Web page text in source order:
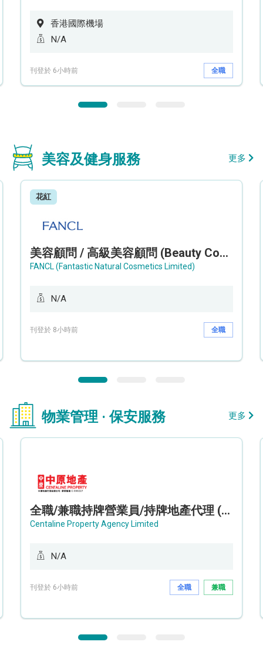
香港國際機場
N/A
刊登於 6小時前 全職
美容及健身服務 更多
花紅
美容顧問 / 高級美容顧問 (Beauty Consultant / Senior Beauty Consultant)
FANCL (Fantastic Natural Cosmetics Limited)
N/A
刊登於 8小時前 全職
物業管理 · 保安服務 更多
全職/兼職持牌營業員/持牌地產代理 (長沙灣/將軍澳/油塘)
Centaline Property Agency Limited
N/A
刊登於 6小時前 全職 兼職